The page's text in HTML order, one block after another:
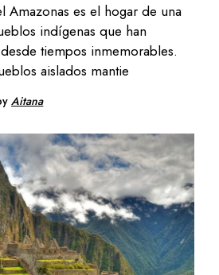
Amazonas es el hogar de una
indígenas que han
tiempos inmemorables.
aislados mantie
Aitana